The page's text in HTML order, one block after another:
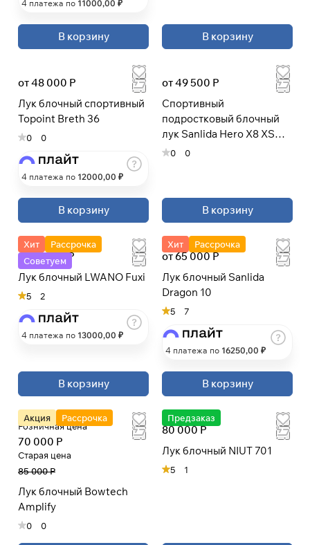
4 платежа по 11000,00 ₽
В корзину В корзину
от 48 000 Р
Лук блочный спортивный
Topoint Breth 36
0 0
4 платежа по 12000,00 ₽
В корзину
от 49 500 Р
Спортивный
подростковый блочный
лук Sanlida Hero X8 XS
PRO KIT
0 0
В корзину
Хит
Рассрочка
Советуем
от 52 000 Р
Лук блочный LWANO Fuxi
5 2
4 платежа по 13000,00 ₽
В корзину
Хит Рассрочка
от 65 000 Р
Лук блочный Sanlida
Dragon 10
5 7
4 платежа по 16250,00 ₽
В корзину
Акция Рассрочка
Розничная цена
70 000 Р
Старая цена
85 000 Р
Лук блочный Bowtech
Amplify
0 0
Предзаказ
80 000 Р
Лук блочный NIUT 701
5 1